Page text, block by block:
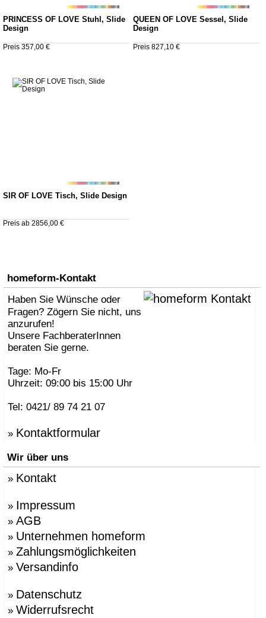
PRINCESS OF LOVE Stuhl, Slide
Design
Preis 357,00 €
QUEEN OF LOVE Sessel, Slide
Design
Preis 827,10 €
SIR OF LOVE Tisch, Slide Design
Preis ab 2856,00 €
homeform-Kontakt
Haben Sie Wünsche oder
Fragen? Zögern Sie nicht, uns
anzurufen!
Unsere FachberaterInnen
beraten Sie gerne.
Tage: Mo-Fr
Uhrzeit: 09:00 bis 15:00 Uhr
Tel: 0421/ 89 74 21 07
» Kontaktformular
Wir über uns
» Kontakt
» Impressum
» AGB
» Unternehmen homeform
» Zahlungsmöglichkeiten
» Versandinfo
» Datenschutz
» Widerrufsrecht